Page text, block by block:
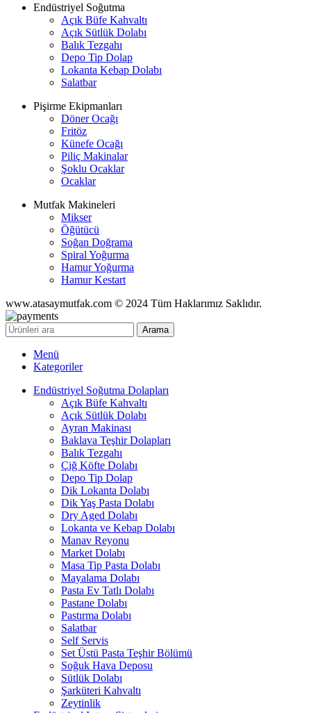
Endüstriyel Soğutma
Açık Büfe Kahvaltı
Açık Sütlük Dolabı
Balık Tezgahı
Depo Tip Dolap
Lokanta Kebap Dolabı
Salatbar
Pişirme Ekipmanları
Döner Ocağı
Fritöz
Künefe Ocağı
Piliç Makinalar
Şoklu Ocaklar
Ocaklar
Mutfak Makineleri
Mikser
Öğütücü
Soğan Doğrama
Spiral Yoğurma
Hamur Yoğurma
Hamur Kestart
www.atasaymutfak.com © 2024 Tüm Haklarımız Saklıdır.
Arama
Menü
Kategoriler
Endüstriyel Soğutma Dolapları
Açık Büfe Kahvaltı
Açık Sütlük Dolabı
Ayran Makinası
Baklava Teşhir Dolapları
Balık Tezgahı
Çiğ Köfte Dolabı
Depo Tip Dolap
Dik Lokanta Dolabı
Dik Yaş Pasta Dolabı
Dry Aged Dolabı
Lokanta ve Kebap Dolabı
Manav Reyonu
Market Dolabı
Masa Tip Pasta Dolabı
Mayalama Dolabı
Pasta Ev Tatlı Dolabı
Pastane Dolabı
Pastırma Dolabı
Salatbar
Self Servis
Set Üstü Pasta Teşhir Bölümü
Soğuk Hava Deposu
Sütlük Dolabı
Şarküteri Kahvaltı
Zeytinlik